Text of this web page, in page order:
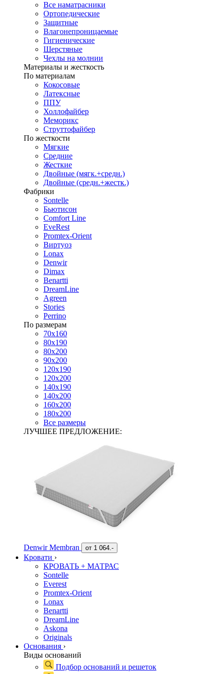
Все наматрасники
Ортопедические
Защитные
Влагонепроницаемые
Гигиенические
Шерстяные
Чехлы на молнии
Материалы и жесткость
По материалам
Кокосовые
Латексные
ППУ
Холлофайбер
Меморикс
Струттофайбер
По жесткости
Мягкие
Средние
Жесткие
Двойные (мягк.+средн.)
Двойные (средн.+жестк.)
Фабрики
Sontelle
Бьютисон
Comfort Line
EveRest
Promtex-Orient
Виртуоз
Lonax
Denwir
Dimax
Benartti
DreamLine
Agreen
Stories
Perrino
По размерам
70х160
80х190
80х200
90х200
120х190
120х200
140х190
140х200
160х200
180х200
Все размеры
ЛУЧШЕЕ ПРЕДЛОЖЕНИЕ:
Denwir Membran от 1 064.-
Кровати ›
КРОВАТЬ + МАТРАС
Sontelle
Everest
Promtex-Orient
Lonax
Benartti
DreamLine
Askona
Originals
Основания ›
Виды оснований
Подбор оснований и решеток